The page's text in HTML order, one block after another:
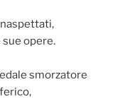
opere.
smorzatore